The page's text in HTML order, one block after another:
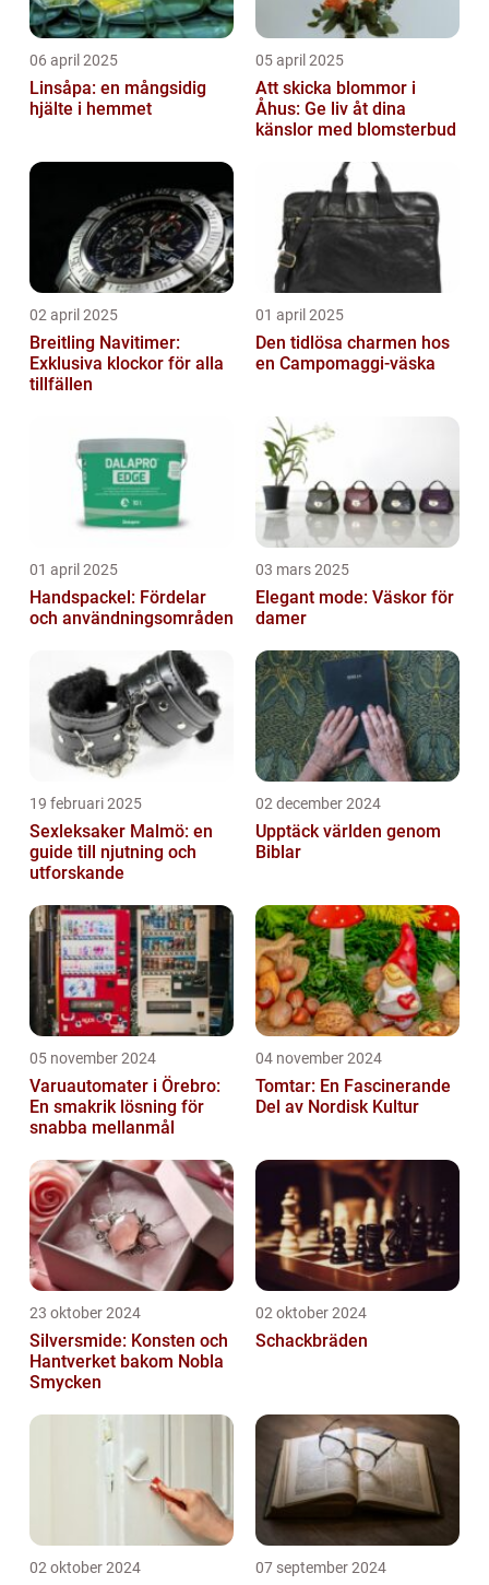
06 april 2025
Linsåpa: en mångsidig
hjälte i hemmet
05 april 2025
Att skicka blommor i
Åhus: Ge liv åt dina
känslor med blomsterbud
02 april 2025
Breitling Navitimer:
Exklusiva klockor för alla
tillfällen
01 april 2025
Den tidlösa charmen hos
en Campomaggi-väska
01 april 2025
Handspackel: Fördelar
och användningsområden
03 mars 2025
Elegant mode: Väskor för
damer
19 februari 2025
Sexleksaker Malmö: en
guide till njutning och
utforskande
02 december 2024
Upptäck världen genom
Biblar
05 november 2024
Varuautomater i Örebro:
En smakrik lösning för
snabba mellanmål
04 november 2024
Tomtar: En Fascinerande
Del av Nordisk Kultur
23 oktober 2024
Silversmide: Konsten och
Hantverket bakom Nobla
Smycken
02 oktober 2024
Schackbräden
02 oktober 2024 07 september 2024